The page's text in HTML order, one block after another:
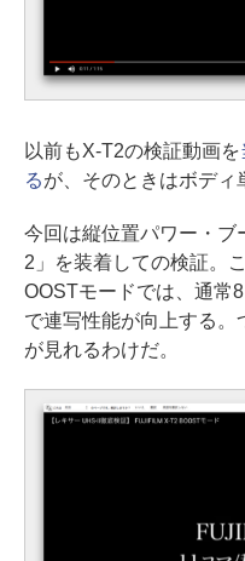
以前もX-T2の検証動画を
るが、そのときはボディ
今回は縦位置パワー・
2」を装着しての検証。
OOSTモードでは、通常
で連写性能が向上する
が見れるわけだ。